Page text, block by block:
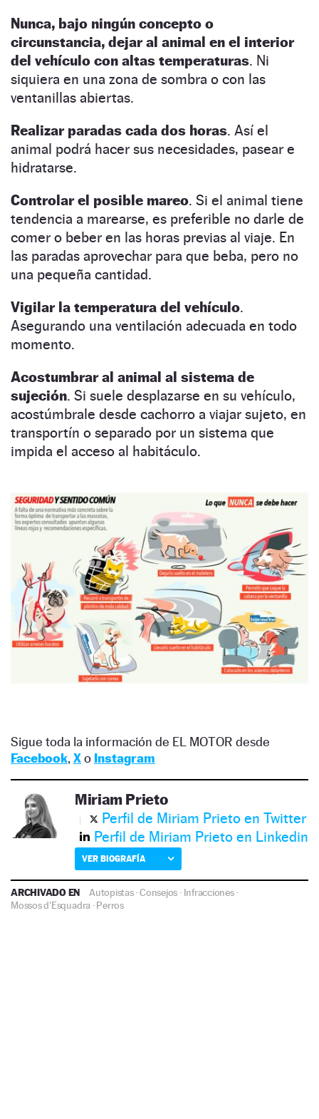
Nunca, bajo ningún concepto o
circunstancia, dejar al animal en el interior
del vehículo con altas temperaturas. Ni
siquiera en una zona de sombra o con las
ventanillas abiertas.
Realizar paradas cada dos horas. Así el
animal podrá hacer sus necesidades, pasear e
hidratarse.
Controlar el posible mareo. Si el animal tiene
tendencia a marearse, es preferible no darle de
comer o beber en las horas previas al viaje. En
las paradas aprovechar para que beba, pero no
una pequeña cantidad.
Vigilar la temperatura del vehículo.
Asegurando una ventilación adecuada en todo
momento.
Acostumbrar al animal al sistema de
sujeción. Si suele desplazarse en su vehículo,
acostúmbrale desde cachorro a viajar sujeto, en
transportín o separado por un sistema que
impida el acceso al habitáculo.
Sigue toda la información de EL MOTOR desde
Facebook, Xo Instagram
Miriam Prieto
Perfil de Miriam Prieto en Twitter
Perfil de Miriam Prieto en Linkedin
VER BIOGRAFÍA
ARCHIVADO EN Autopistas·Consejos · Infracciones·
Mossos d'Esquadra ·Perros